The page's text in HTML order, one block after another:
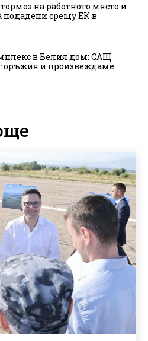
на работното място и
подадени срещу ЕК в
в Белия дом: САЩ
оръжия и произвеждаме